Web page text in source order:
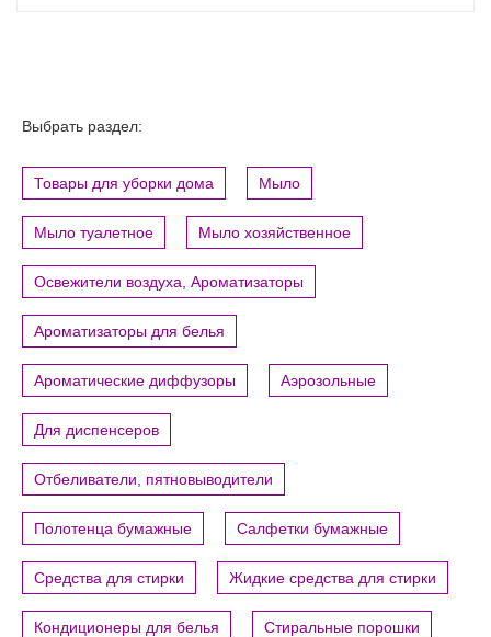
Выбрать раздел:
Товары для уборки дома Мыло
Мыло туалетное Мыло хозяйственное
Освежители воздуха, Ароматизаторы
Ароматизаторы для белья
Ароматические диффузоры Аэрозольные
Для диспенсеров
Отбеливатели, пятновыводители
Полотенца бумажные Салфетки бумажные
Средства для стирки Жидкие средства для стирки
Кондиционеры для белья Стиральные порошки